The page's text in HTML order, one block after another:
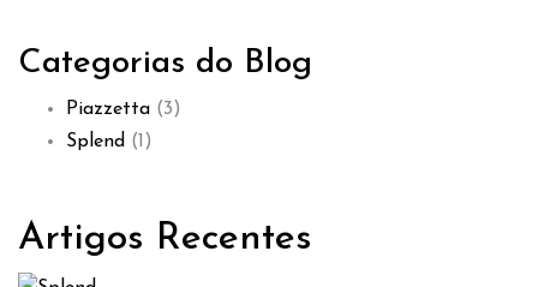
Categorias do Blog
Piazzetta (3)
Splend (1)
Artigos Recentes